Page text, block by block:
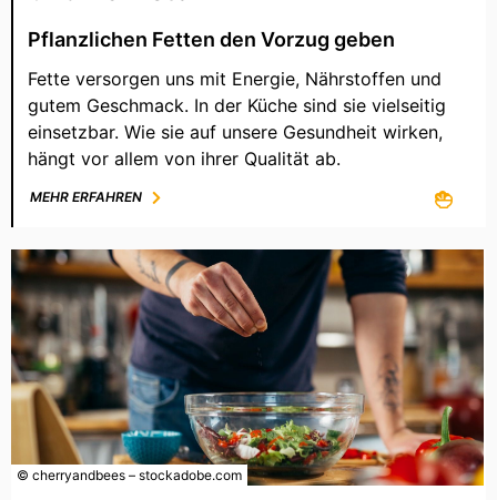
Pflanzlichen Fetten den Vorzug geben
Fette versorgen uns mit Energie, Nährstoffen und
gutem Geschmack. In der Küche sind sie vielseitig
einsetzbar. Wie sie auf unsere Gesundheit wirken,
hängt vor allem von ihrer Qualität ab.
MEHR ERFAHREN
© cherryandbees – stockadobe.com